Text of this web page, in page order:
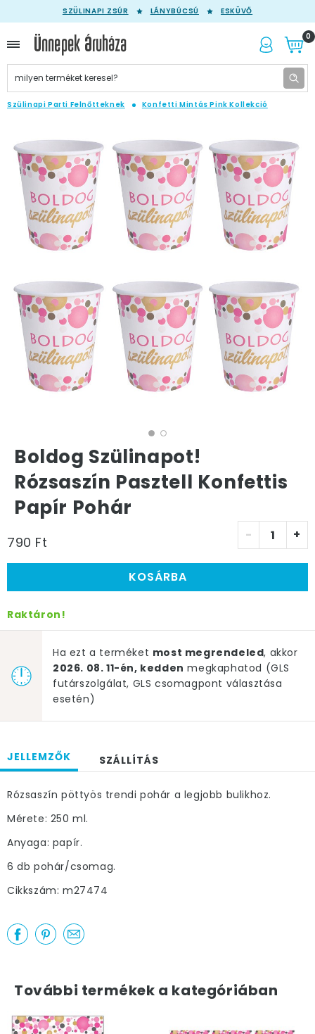
SZÜLINAPI ZSÚR LÁNYBÚCSÚ ESKÜVŐ
0
Szülinapi Parti Felnőtteknek Konfetti Mintás Pink Kollekció
Boldog Szülinapot!
Rózsaszín Pasztell Konfettis
Papír Pohár
790 Ft - +
KOSÁRBA
Raktáron!
Ha ezt a terméket most megrendeled, akkor
2026. 08. 11-én, kedden megkaphatod (GLS
futárszolgálat, GLS csomagpont választása
esetén)
JELLEMZŐK SZÁLLÍTÁS
Rózsaszín pöttyös trendi pohár a legjobb bulikhoz.
Mérete: 250 ml.
Anyaga: papír.
6 db pohár/csomag.
Cikkszám: m27474
További termékek a kategóriában